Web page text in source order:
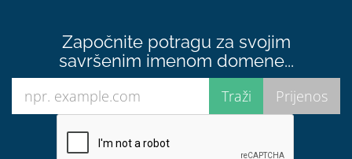
Započnite potragu za svojim
savršenim imenom domene...